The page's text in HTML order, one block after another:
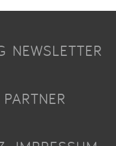
NEWSLETTER
PARTNER